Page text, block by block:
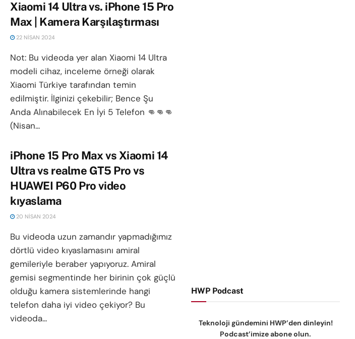
Xiaomi 14 Ultra vs. iPhone 15 Pro
Max | Kamera Karşılaştırması
22 NISAN 2024
Not: Bu videoda yer alan Xiaomi 14 Ultra
modeli cihaz, inceleme örneği olarak
Xiaomi Türkiye tarafından temin
edilmiştir. İlginizi çekebilir; Bence Şu
Anda Alınabilecek En İyi 5 Telefon 👊👊👊
(Nisan...
iPhone 15 Pro Max vs Xiaomi 14
Ultra vs realme GT5 Pro vs
HUAWEI P60 Pro video
kıyaslama
20 NISAN 2024
Bu videoda uzun zamandır yapmadığımız
dörtlü video kıyaslamasını amiral
gemileriyle beraber yapıyoruz. Amiral
gemisi segmentinde her birinin çok güçlü
olduğu kamera sistemlerinde hangi
telefon daha iyi video çekiyor? Bu
videoda...
HWP Podcast
Teknoloji gündemini HWP’den dinleyin!
Podcast’imize abone olun.